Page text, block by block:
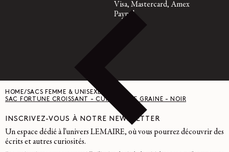
Visa, Mastercard, Amex
Paypal
HOME/SACS FEMME & UNISEXE
SAC FORTUNE CROISSANT - CUIR SOUPLE GRAINÉ - NOIR
INSCRIVEZ-VOUS À NOTRE NEWSLETTER
Un espace dédié à l'univers LEMAIRE, où vous pourrez découvrir des
écrits et autres curiosités.